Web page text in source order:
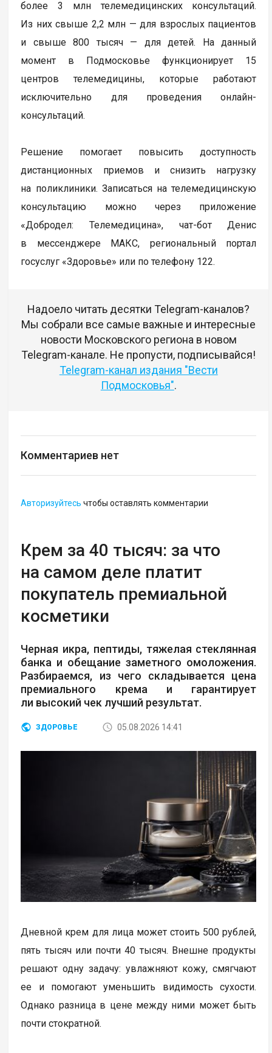
более 3 млн телемедицинских консультаций.
Из них свыше 2,2 млн — для взрослых пациентов
и свыше 800 тысяч — для детей. На данный
момент в Подмосковье функционирует 15
центров телемедицины, которые работают
исключительно для проведения онлайн-
консультаций.
Решение помогает повысить доступность
дистанционных приемов и снизить нагрузку
на поликлиники. Записаться на телемедицинскую
консультацию можно через приложение
«Добродел: Телемедицина», чат-бот Денис
в мессенджере МАКС, региональный портал
госуслуг «Здоровье» или по телефону 122.
Надоело читать десятки Telegram-каналов?
Мы собрали все самые важные и интересные
новости Московского региона в новом
Telegram-канале. Не пропусти, подписывайся!
Telegram-канал издания "Вести
Подмосковья".
Комментариев нет
Авторизуйтесь чтобы оставлять комментарии
Крем за 40 тысяч: за что
на самом деле платит
покупатель премиальной
косметики
Черная икра, пептиды, тяжелая стеклянная
банка и обещание заметного омоложения.
Разбираемся, из чего складывается цена
премиального крема и гарантирует
ли высокий чек лучший результат.
ЗДОРОВЬЕ 05.08.2026 14:41
Дневной крем для лица может стоить 500 рублей,
пять тысяч или почти 40 тысяч. Внешне продукты
решают одну задачу: увлажняют кожу, смягчают
ее и помогают уменьшить видимость сухости.
Однако разница в цене между ними может быть
почти стократной.